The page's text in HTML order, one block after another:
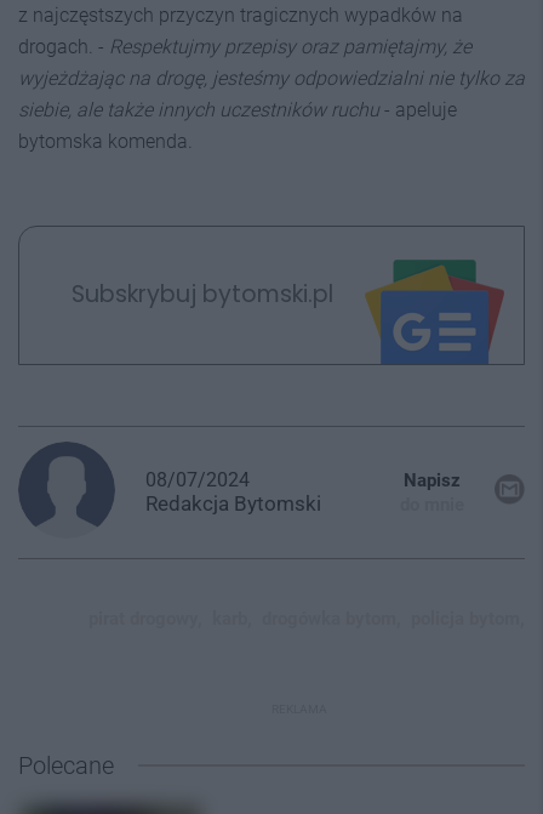
z najczęstszych przyczyn tragicznych wypadków na
drogach. - Respektujmy przepisy oraz pamiętajmy, że
wyjeżdżając na drogę, jesteśmy odpowiedzialni nie tylko za
siebie, ale także innych uczestników ruchu - apeluje
bytomska komenda.
Subskrybuj bytomski.pl
08/07/2024
Redakcja Bytomski
Napisz
Polecane